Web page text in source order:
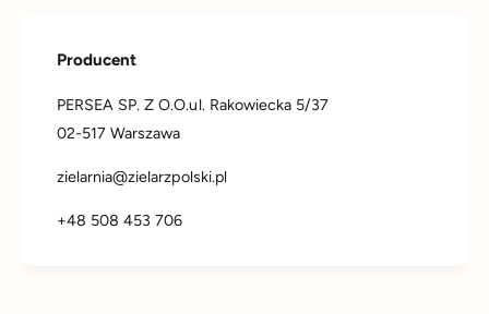
Producent
PERSEA SP. Z O.O.ul. Rakowiecka 5/37
02-517 Warszawa
zielarnia@zielarzpolski.pl
+48 508 453 706